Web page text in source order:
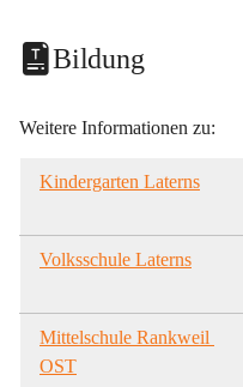
Bildung
Weitere Informationen zu:
Kindergarten Laterns
Volksschule Laterns
Mittelschule Rankweil
OST